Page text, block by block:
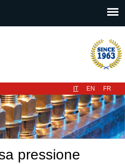
IT EN FR
pressione